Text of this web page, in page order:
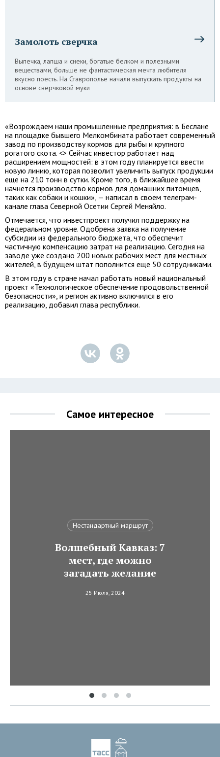
Замолоть сверчка
Выпечка, лапша и снеки, богатые белком и полезными
веществами, больше не фантастическая мечта любителя
вкусно поесть. На Ставрополье начали выпускать продукты на
основе сверчковой муки
«Возрождаем наши промышленные предприятия: в Беслане
на площадке бывшего Мелкомбината работает современный
завод по производству кормов для рыбы и крупного
рогатого скота. <> Сейчас инвестор работает над
расширением мощностей: в этом году планируется ввести
новую линию, которая позволит увеличить выпуск продукции
еще на 210 тонн в сутки. Кроме того, в ближайшее время
начнется производство кормов для домашних питомцев,
таких как собаки и кошки», — написал в своем телеграм-
канале глава Северной Осетии Сергей Меняйло.
Отмечается, что инвестпроект получил поддержку на
федеральном уровне. Одобрена заявка на получение
субсидии из федерального бюджета, что обеспечит
частичную компенсацию затрат на реализацию. Сегодня на
заводе уже создано 200 новых рабочих мест для местных
жителей, в будущем штат пополнится еще 50 сотрудниками.
В этом году в стране начал работать новый национальный
проект «Технологическое обеспечение продовольственной
безопасности», и регион активно включился в его
реализацию, добавил глава республики.
Самое интересное
Нестандартный маршрут
Волшебный Кавказ: 7
мест, где можно
загадать желание
25 Июля, 2024